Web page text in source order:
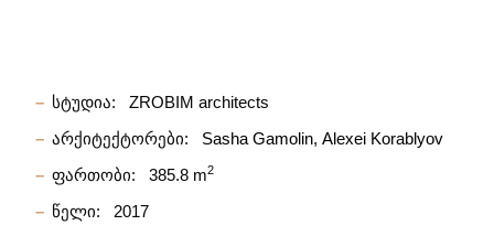
სტუდია:
ZROBIM architects
არქიტექტორები:
Sasha Gamolin Alexei Korablyov
ფართობი:
385.8 m2
წელი:
2017